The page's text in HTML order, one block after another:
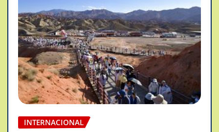
INTERNACIONAL